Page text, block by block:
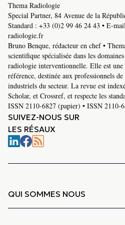
Thema Radiologie
Special Partner, 84 Avenue de la
Standard : +33 (0)2 99 46 24 43 • E-
radiologie.fr
Bruno Benque, rédacteur en chef •
scientifique spécialisée dans les
radiologie interventionnelle. Elle est
référence, destinée aux professionnels
industriels du secteur. La revue est
Scholar, et Crossref, et respecte les
ISSN 2110-6827 (papier) • ISSN 2110-
SUIVEZ-NOUS SUR
LES RÉSAUX
QUI SOMMES NOUS